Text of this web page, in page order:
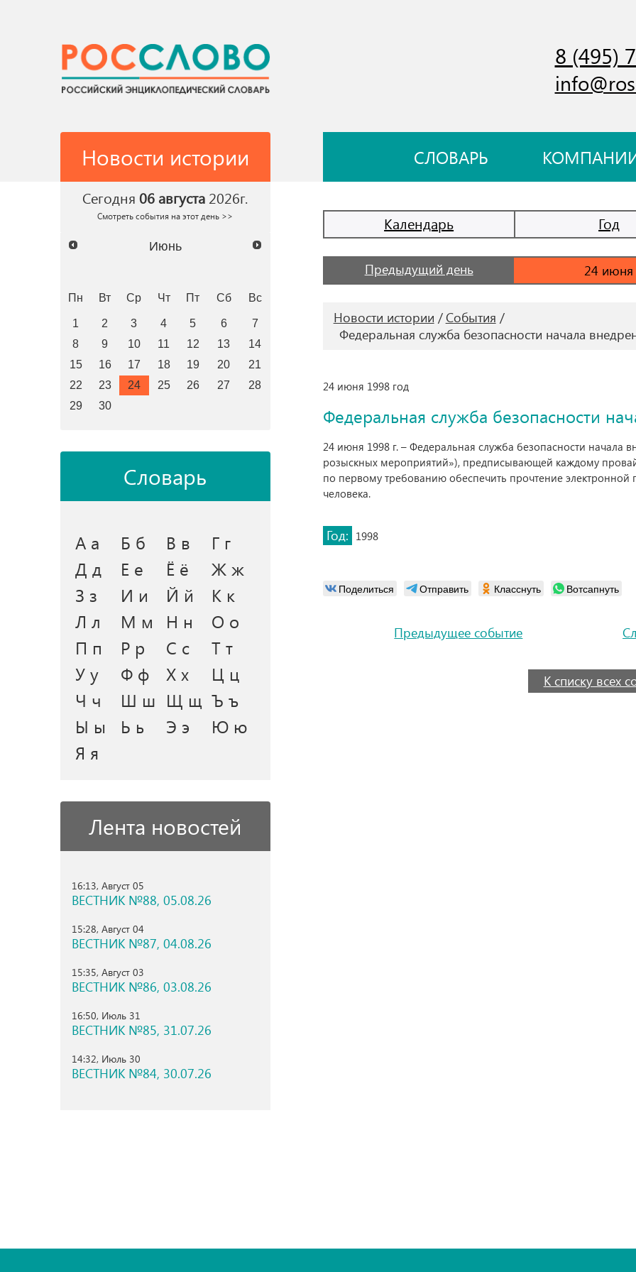
8 (495)
Новости истории СЛОВАРЬ
Сегодня 06 августа 2026г.
Смотреть события на этот день >>
Июнь
Пн Вт Ср Чт Пт Сб Вс
1 2 3 4 5 6
7
8
9 10 11 12 13
14
15
16 17 18 19 20
21
22
23 24 25 26 27
28
29
30
Словарь
А а Б б В в
Г г
Д д
Е е Ё ё
Ж ж
З з
И и Й й
К к
Л л
М м Н н
О о
П п
Р р С с
Т т
У у
Ф ф Х х
Ц ц
Ч ч
Ш ш Щ щ Ъ ъ
Ы ы
Ь ь Э э
Ю ю
Я я
Лента новостей
16:13, Август 05
ВЕСТНИК №88, 05.08.26
15:28, Август 04
ВЕСТНИК №87, 04.08.26
15:35, Август 03
ВЕСТНИК №86, 03.08.26
16:50, Июль 31
ВЕСТНИК №85, 31.07.26
14:32, Июль 30
ВЕСТНИК №84, 30.07.26
Календарь Год
Предыдущий день
Новости истории
События
Федеральная служба безопасности начала
24 июня 1998 год
Федеральная служба безопасности
24 июня 1998 г. – Федеральная служба безопасности
розыскных мероприятий»), предписывающей каждому
по первому требованию обеспечить прочтение электронной
человека.
Год: 1998
Поделиться Отправить Класснуть Вотсапнуть
Предыдущее событие
К списку всех